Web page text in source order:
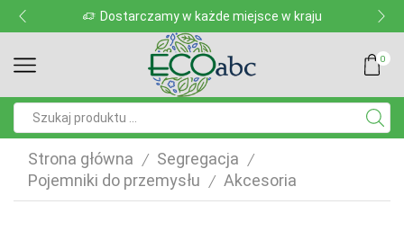
Dostarczamy w każde miejsce w
0
Strona główna / Segregacja /
Pojemniki do przemysłu / Akcesoria